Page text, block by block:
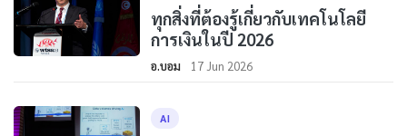
ทุกสิ่งที่ต้องรู้เกี่ยวกับเทคโนโลยี
การเงินในปี 2026
อ.บอม 17 Jun 2026
AI